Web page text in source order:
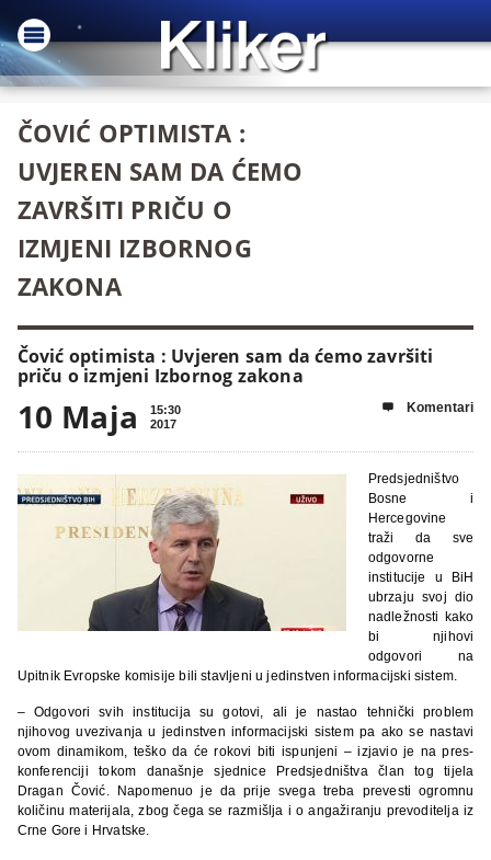
ČOVIĆ OPTIMISTA :
UVJEREN SAM DA ĆEMO
ZAVRŠITI PRIČU O
IZMJENI IZBORNOG
ZAKONA
Čović optimista : Uvjeren sam da ćemo završiti
priču o izmjeni Izbornog zakona
10 Maja
15:30
2017
 Komentari
Predsjedništvo
Bosne i
Hercegovine
traži da sve
odgovorne
institucije u BiH
ubrzaju svoj dio
nadležnosti kako
bi njihovi
odgovori na
Upitnik Evropske komisije bili stavljeni u jedinstven informacijski sistem.
– Odgovori svih institucija su gotovi, ali je nastao tehnički problem
njihovog uvezivanja u jedinstven informacijski sistem pa ako se nastavi
ovom dinamikom, teško da će rokovi biti ispunjeni – izjavio je na pres-
konferenciji tokom današnje sjednice Predsjedništva član tog tijela
Dragan Čović. Napomenuo je da prije svega treba prevesti ogromnu
količinu materijala, zbog čega se razmišlja i o angažiranju prevoditelja iz
Crne Gore i Hrvatske.